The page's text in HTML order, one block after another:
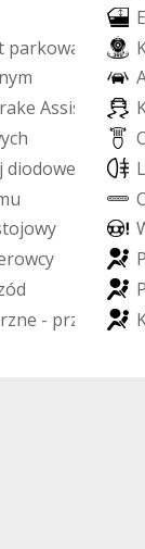
E
parkowa
nym
rake Assis
ych
j diodowe D L
u
tojowy
rowcy P
ód P
rzne - prz